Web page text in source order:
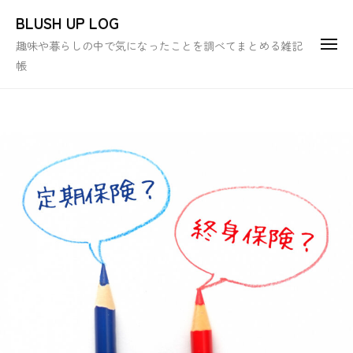
BLUSH UP LOG
趣味や暮らしの中で気になったことを調べてまとめる雑記
帳
メ